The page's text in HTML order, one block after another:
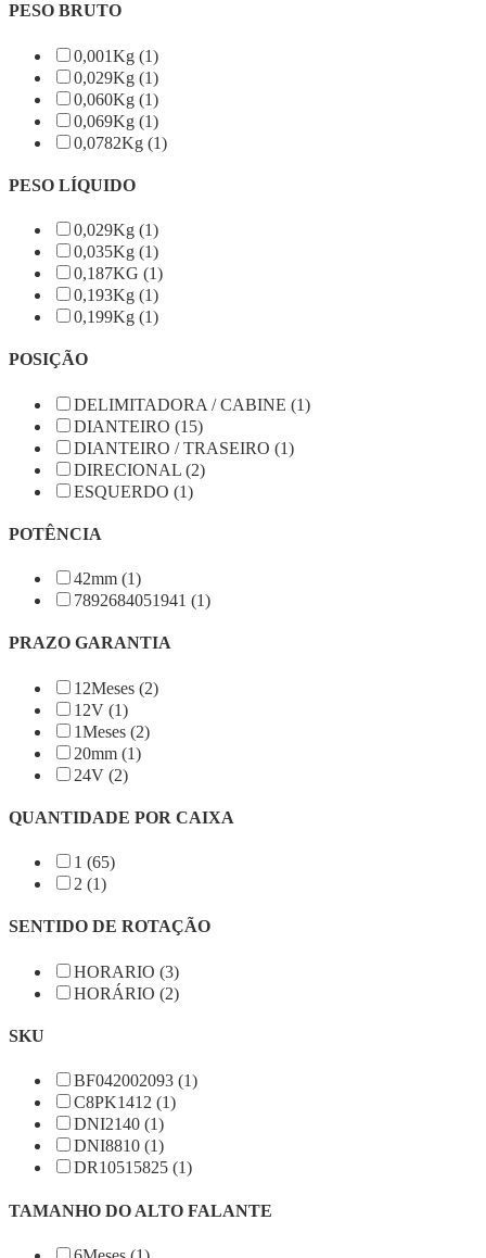
PESO BRUTO
0,001Kg (1)
0,029Kg (1)
0,060Kg (1)
0,069Kg (1)
0,0782Kg (1)
PESO LÍQUIDO
0,029Kg (1)
0,035Kg (1)
0,187KG (1)
0,193Kg (1)
0,199Kg (1)
POSIÇÃO
DELIMITADORA / CABINE (1)
DIANTEIRO (15)
DIANTEIRO / TRASEIRO (1)
DIRECIONAL (2)
ESQUERDO (1)
POTÊNCIA
42mm (1)
7892684051941 (1)
PRAZO GARANTIA
12Meses (2)
12V (1)
1Meses (2)
20mm (1)
24V (2)
QUANTIDADE POR CAIXA
1 (65)
2 (1)
SENTIDO DE ROTAÇÃO
HORARIO (3)
HORÁRIO (2)
SKU
BF042002093 (1)
C8PK1412 (1)
DNI2140 (1)
DNI8810 (1)
DR10515825 (1)
TAMANHO DO ALTO FALANTE